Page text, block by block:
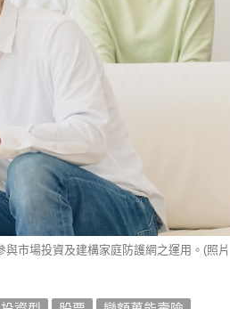
市場投資及建構家庭防護網之運用。(照片